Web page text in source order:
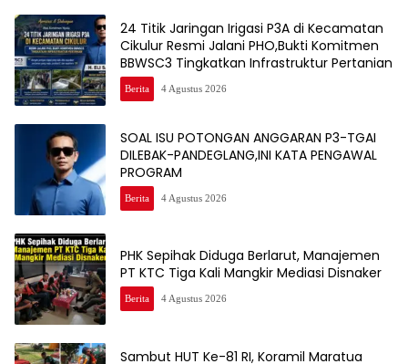
24 Titik Jaringan Irigasi P3A di Kecamatan
Cikulur Resmi Jalani PHO,Bukti Komitmen
BBWSC3 Tingkatkan Infrastruktur Pertanian
Berita 4 Agustus 2026
SOAL ISU POTONGAN ANGGARAN P3-TGAI
DILEBAK-PANDEGLANG,INI KATA PENGAWAL
PROGRAM
Berita 4 Agustus 2026
PHK Sepihak Diduga Berlarut, Manajemen
PT KTC Tiga Kali Mangkir Mediasi Disnaker
Berita 4 Agustus 2026
Sambut HUT Ke-81 RI, Koramil Maratua